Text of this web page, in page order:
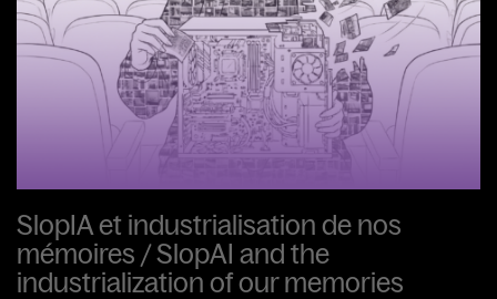
SlopIA et industrialisation de nos
mémoires / SlopAI and the
industrialization of our memories